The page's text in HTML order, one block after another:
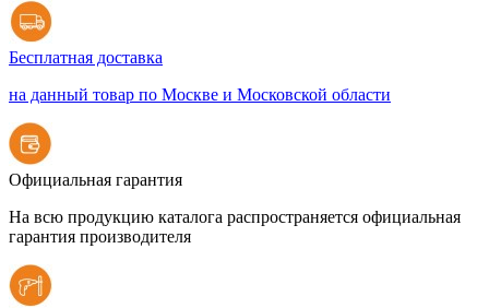
Бесплатная доставка
на данный товар по Москве и Московской области
Официальная гарантия
На всю продукцию каталога распространяется официальная
гарантия производителя